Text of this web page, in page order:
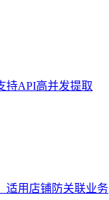
持API高并发提取
适用店铺防关联业务